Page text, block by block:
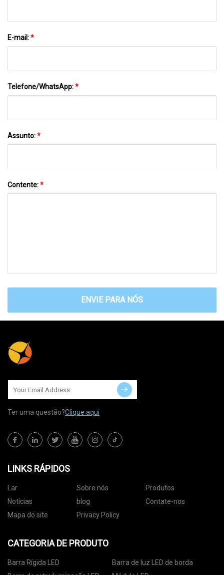
E-mail:*
Telefone/WhatsApp:*
Assunto:*
Contente:*
ENVIE PARA NÓS
Ter uma questão?Clique aqui
LINKS RÁPIDOS
Lar Sobre nós
Produtos
Notícias
blog
Contate-nos
Mapa do site
Privacy Policy
CATEGORIA DE PRODUTO
Barra Rígida LED
Barra de luz LED de borda